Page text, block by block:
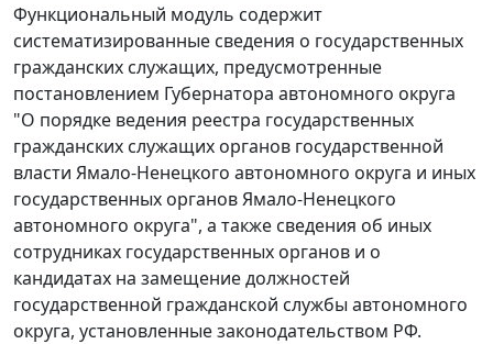
Функциональный модуль содержит
систематизированные сведения о государственных
гражданских служащих, предусмотренные
постановлением Губернатора автономного округа
"О порядке ведения реестра государственных
гражданских служащих органов государственной
власти Ямало-Ненецкого автономного округа и иных
государственных органов Ямало-Ненецкого
автономного округа", а также сведения об иных
сотрудниках государственных органов и о
кандидатах на замещение должностей
государственной гражданской службы автономного
округа, установленные законодательством РФ.